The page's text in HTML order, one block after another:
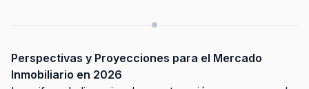
Perspectivas y Proyecciones para el Mercado
Inmobiliario en 2026